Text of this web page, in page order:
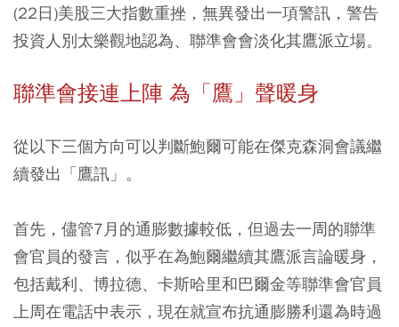
(22日)美股三大指數重挫，無異發出一項警訊，警告
投資人別太樂觀地認為、聯準會會淡化其鷹派立場。
聯準會接連上陣 為「鷹」聲暖身
從以下三個方向可以判斷鮑爾可能在傑克森洞會議繼
續發出「鷹訊」。
首先，儘管7月的通膨數據較低，但過去一周的聯準
會官員的發言，似乎在為鮑爾繼續其鷹派言論暖身，
包括戴利、博拉德、卡斯哈里和巴爾金等聯準會官員
上周在電話中表示，現在就宣布抗通膨勝利還為時過